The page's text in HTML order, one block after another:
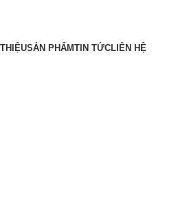
SẢN PHẨMTIN TỨCLIÊN HỆ